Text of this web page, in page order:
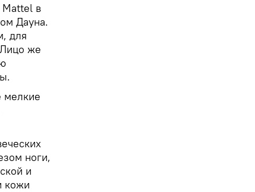
Mattel в
Дауна.
для
же
мелкие
ноги,
и
кожи